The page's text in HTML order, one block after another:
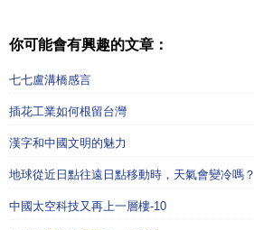
你可能會有興趣的文章：
七七盧溝橋感言
插花工業如何根留台灣
漢字和中國文明的魅力
地球從近日點往遠日點移動時，天氣會變冷嗎？
中國太空科技又再上一層樓-10